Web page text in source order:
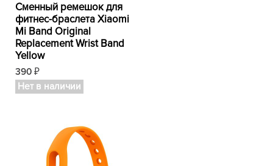
Сменный ремешок для
фитнес-браслета Xiaomi
Mi Band Original
Replacement Wrist Band
Yellow
390 ₽
Нет в наличии